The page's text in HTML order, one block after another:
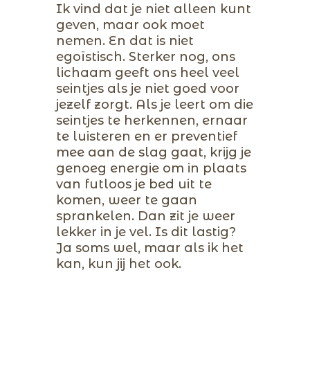
Ik vind dat je niet alleen kunt
geven, maar ook moet
nemen. En dat is niet
egoïstisch. Sterker nog, ons
lichaam geeft ons heel veel
seintjes als je niet goed voor
jezelf zorgt. Als je leert om die
seintjes te herkennen, ernaar
te luisteren en er preventief
mee aan de slag gaat, krijg je
genoeg energie om in plaats
van futloos je bed uit te
komen, weer te gaan
sprankelen. Dan zit je weer
lekker in je vel. Is dit lastig?
Ja soms wel, maar als ik het
kan, kun jij het ook.